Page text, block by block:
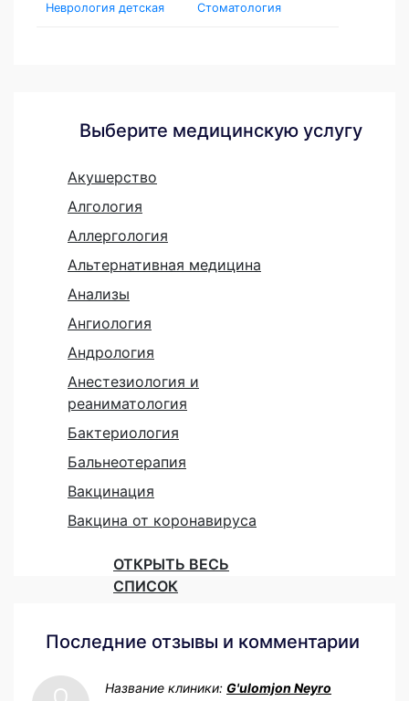
Неврология детская
Стоматология
Выберите медицинскую услугу
Акушерство
Алгология
Аллергология
Альтернативная медицина
Анализы
Ангиология
Андрология
Анестезиология и
реаниматология
Бактериология
Бальнеотерапия
Вакцинация
Вакцина от коронавируса
ОТКРЫТЬ ВЕСЬ
СПИСОК
Последние отзывы и комментарии
Название клиники: G'ulomjon Neyro